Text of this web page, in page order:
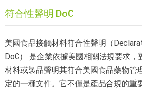
符合性聲明 DoC
美國食品接觸材料符合性聲明（
DoC） 是企業依據美國相關法規要求，
材料或製品聲明其符合美國食品藥物管
定的一種文件。它不僅是產品合規的重